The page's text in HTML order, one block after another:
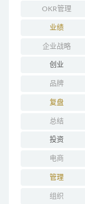
OKR管理
业绩
企业战略
创业
品牌
复盘
总结
投资
电商
管理
组织